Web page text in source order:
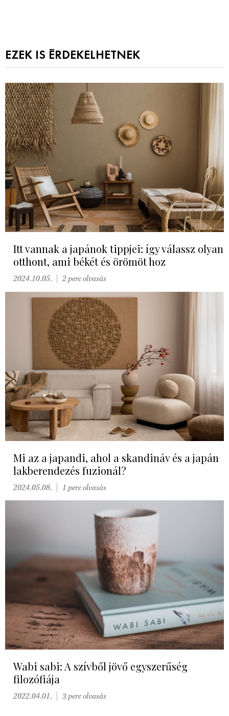
EZEK IS ÉRDEKELHETNEK
Itt vannak a japánok tippjei: így válassz olyan
otthont, ami békét és örömöt hoz
2024.10.05. 2 perc olvasás
Mi az a japandi, ahol a skandináv és a japán
lakberendezés fuzionál?
2024.05.08. 1 perc olvasás
Wabi sabi: A szívből jövő egyszerűség
filozófiája
2022.04.01. 3 perc olvasás